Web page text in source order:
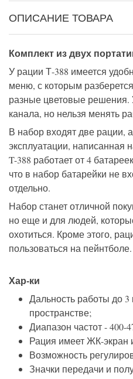
ОПИСАНИЕ ТОВАРА
Комплект из двух
У рации Т-388 имеется
меню, с которым
разные цветовые решения.
канала, но нельзя менять
В набор входят две рации,
эксплуатации, написанная
T-388 работает от 4
что в набор батарейки не
отдельно.
Набор станет отличной
но еще и для людей,
охотиться. Кроме этого,
пользоваться на пейнтболе.
Хар-ки
Дальность работы до 3
пространстве;
Диапазон частот - 400-
Рация имеет ЖК-экран
Возможность
Значки передачи и